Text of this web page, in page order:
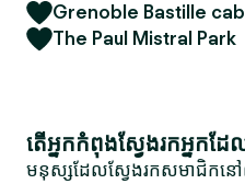
Grenoble Bastille
The Paul Mistral Park
តើអ្នកកំពុងស្វែងរកអ្នក
មនុស្សដែលស្វែងរកសមាជិកន